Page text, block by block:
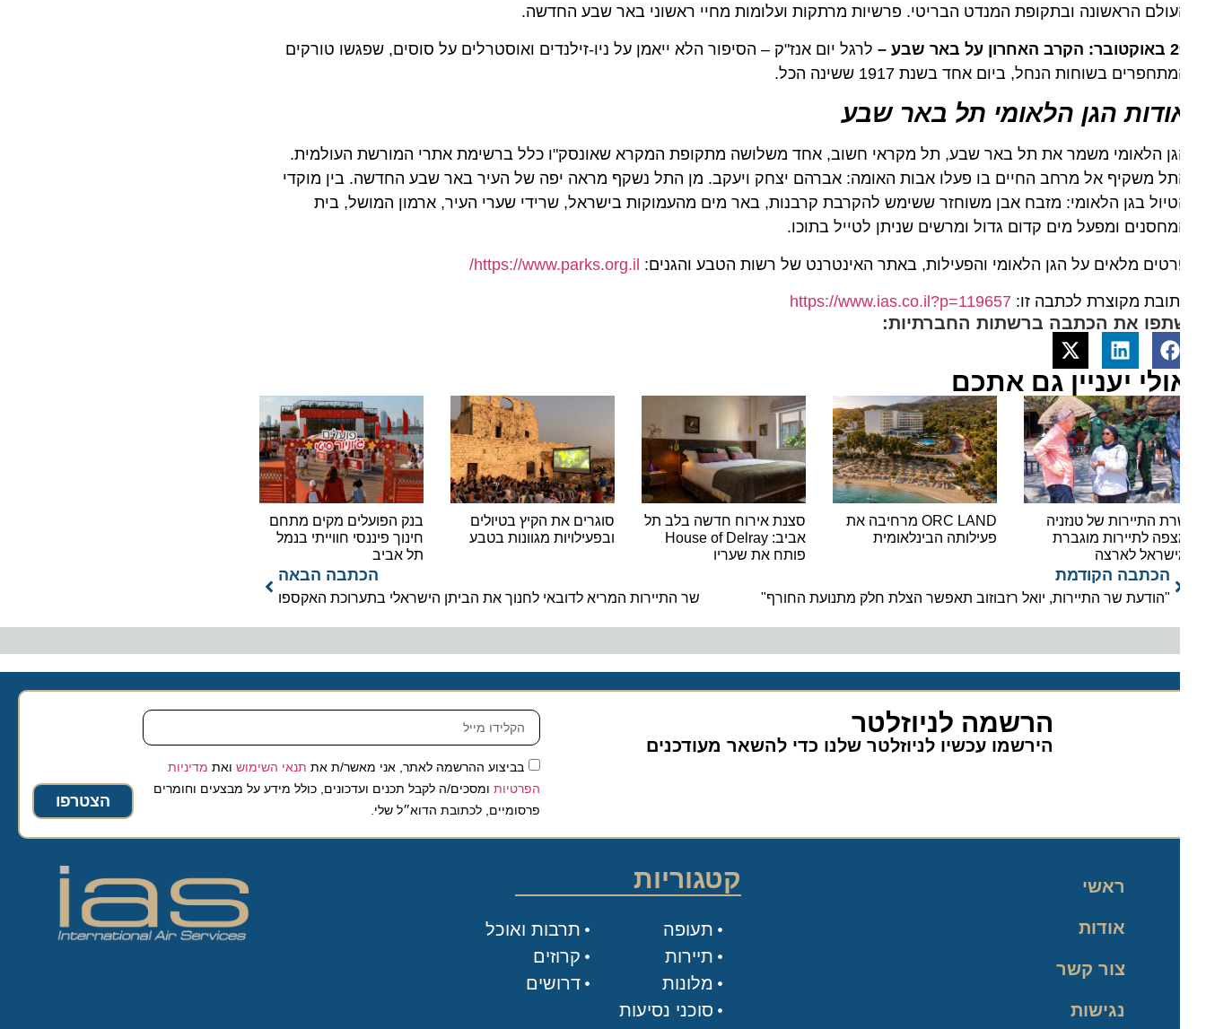
הראשונה ובתקופת המנדט הבריטי. פרשיות מרתקות ועלומות מחיי ראשוני באר שבע החדשה.
–לרגל יום אנז"ק – הסיפור הלא ייאמן על ניו-זילנדים ואוסטרלים על סוסים, שפגשו טורקים
בשוחות הנחל, ביום אחד בשנת 1917 ששינה הכל.
הגן הלאומי תל באר שבע
הלאומי משמר את תל באר שבע, תל מקראי חשוב, אחד משלושה מתקופת המקרא שאונסק"ו כלל ברשימת אתרי המורשת העולמית.
משקיף אל מרחב החיים בו פעלו אבות האומה: אברהם יצחק ויעקב. מן התל נשקף מראה יפה של העיר באר שבע החדשה. בין מוקדי
בגן הלאומי: מזבח אבן משוחזר ששימש להקרבת קרבנות, באר מים מהעמוקות בישראל, שרידי שערי העיר, ארמון המושל, בית
ומפעל מים קדום גדול ומרשים שניתן לטייל בתוכו.
מלאים על הגן הלאומי והפעילות, באתר האינטרנט של רשות הטבע והגנים:https://www.parks.org.il/
מקוצרת לכתבה זו:https://www.ias.co.il?p=119657
את הכתבה ברשתות החברתיות:
יעניין גם אתכם
התיירות של טנזניה
לתיירות מוגברת
לארצה
ORC LAND מרחיבה את
פעילותה הבינלאומית
סצנת אירוח חדשה בלב תל
אביב: House of Delray
פותח את שעריו
סוגרים את הקיץ בטיולים
ובפעילויות מגוונות בטבע
בנק הפועלים מקים מתחם
חינוך פיננסי חווייתי בנמל
תל אביב
הכתבה הקודמת
"הודעת שר התיירות, יואל רזבוזוב תאפשר הצלת חלק מתנועת החורף"
הכתבה הבאה
שר התיירות המריא לדובאי לחנוך את הביתן הישראלי בתערוכת האקספו
הרשמה לניוזלטר
הירשמו עכשיו לניוזלטר שלנו כדי להשאר מעודכנים
בביצוע ההרשמה לאתר, אני מאשר/ת אתתנאי השימושואת מדיניות
הפרטיותומסכים/ה לקבל תכנים ועדכונים, כולל מידע על מבצעים וחומרים
פרסומיים, לכתובת הדוא״ל שלי.
הצטרפו
ראשי
אודות
צור קשר
נגישות
קטגוריות
תעופה
תיירות
מלונות
סוכני נסיעות
תרבות ואוכל
קרוזים
דרושים